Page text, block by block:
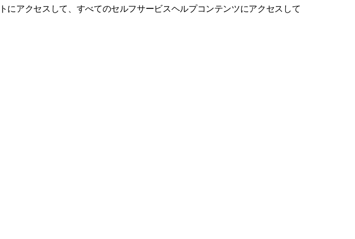
アクセスして、すべてのセルフサービスヘルプコンテンツにアクセスして